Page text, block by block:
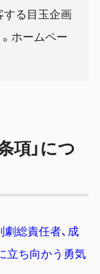
る目玉企画
ホームペー
項」につ
総責任者、成
立ち向かう勇気